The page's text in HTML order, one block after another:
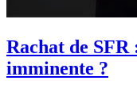
Rachat de SFR
imminente ?